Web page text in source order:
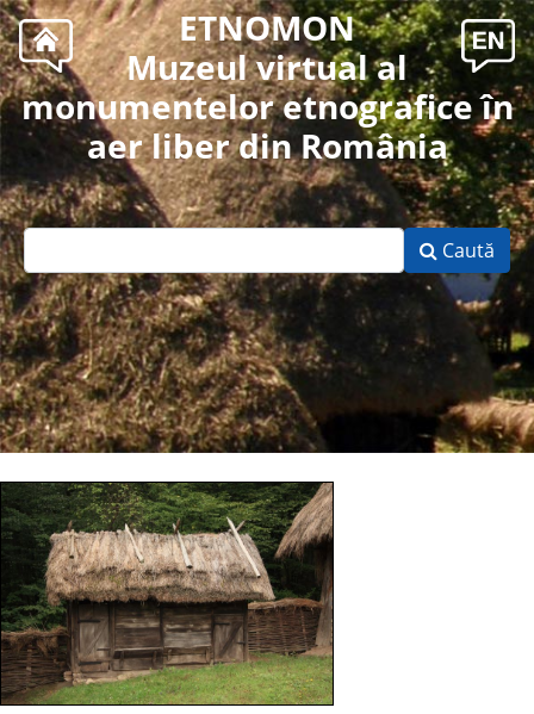
ETNOMON
Muzeul virtual al
monumentelor etnografice în
aer liber din România
Caută